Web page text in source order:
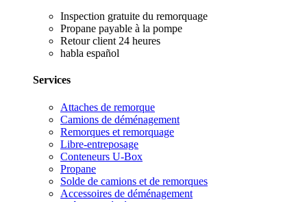
Inspection gratuite du remorquage
Propane payable à la pompe
Retour client 24 heures
habla español
Services
Attaches de remorque
Camions de déménagement
Remorques et remorquage
Libre-entreposage
Conteneurs U-Box
Propane
Solde de camions et de remorques
Accessoires de déménagement